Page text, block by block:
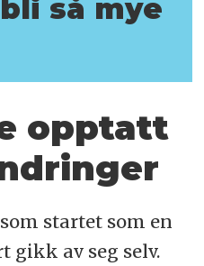
så mye
opptatt
startet som en
gikk av seg selv.